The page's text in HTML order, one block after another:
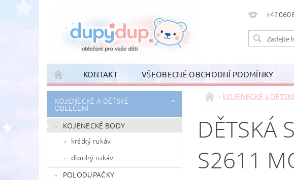
KONTAKT VŠEOBECNÉ OBCHODNÍ PODMÍNKY
KOJENECKÉ A DĚTSKÉ
OBLEČENÍ
KOJENECKÉ BODY
krátký rukáv
dlouhý rukáv
POLODUPAČKY
KOJENECKÉ a
DĚTSKÁ
S2611